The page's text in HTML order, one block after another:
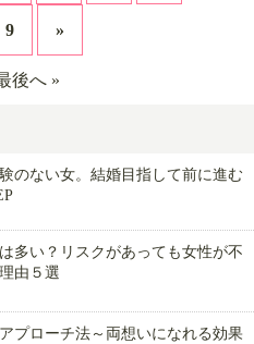
9 »
後へ »
のない女。結婚目指して前に進む
多い？リスクがあっても女性が不
由５選
プローチ法～両想いになれる効果